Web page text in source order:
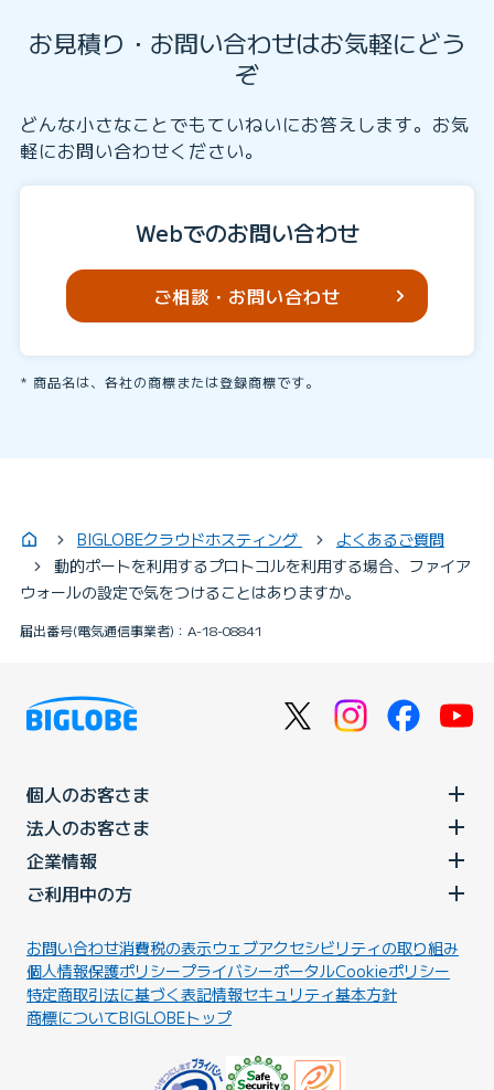
お見積り・お問い合わせはお気軽にどう
ぞ
どんな小さなことでもていねいにお答えします。お気
軽にお問い合わせください。
Webでのお問い合わせ
ご相談・お問い合わせ
商品名は、各社の商標または登録商標です。
BIGLOBEクラウドホスティング
よくあるご質問
動的ポートを利用するプロトコルを利用する場合、ファイア
ウォールの設定で気をつけることはありますか。
届出番号(電気通信事業者)：A-18-08841
個人のお客さま
法人のお客さま
企業情報
ご利用中の方
お問い合わせ消費税の表示ウェブアクセシビリティの取り組み
個人情報保護ポリシープライバシーポータルCookieポリシー
特定商取引法に基づく表記情報セキュリティ基本方針
商標についてBIGLOBEトップ